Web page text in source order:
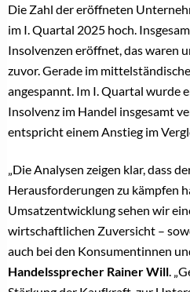
Die Zahl der eröffneten
im I. Quartal 2025 hoch.
Insolvenzen eröffnet, das waren
zuvor. Gerade im
angespannt. Im I. Quartal wurde
Insolvenz im Handel insgesamt
entspricht einem Anstieg im
„Die Analysen zeigen klar, dass
Herausforderungen zu kämpfen
Umsatzentwicklung sehen wir
wirtschaftlichen Zuversicht –
auch bei den Konsumentinnen
Handelssprecher Rainer Will.